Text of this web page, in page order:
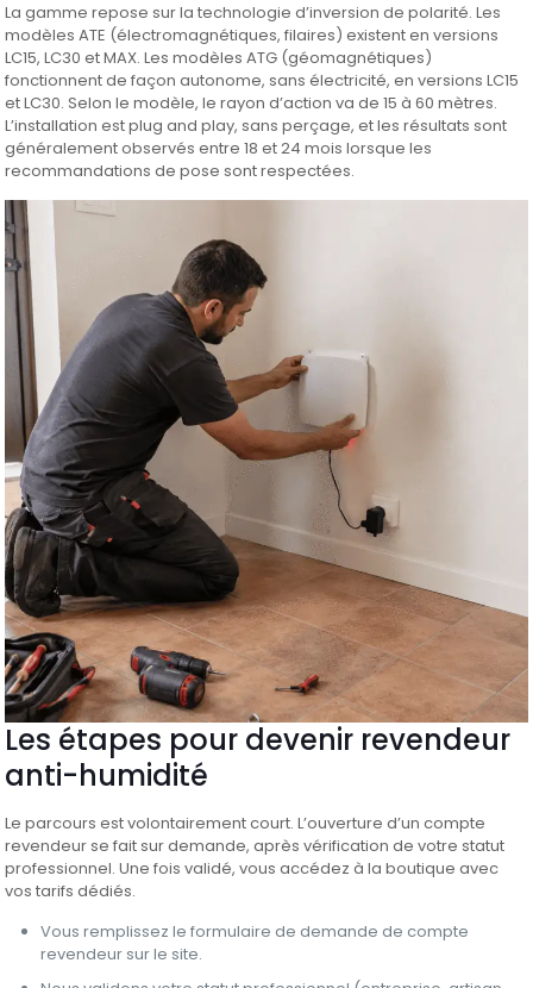
La gamme repose sur la technologie d’inversion de polarité. Les
modèles ATE (électromagnétiques, filaires) existent en versions
LC15, LC30 et MAX. Les modèles ATG (géomagnétiques)
fonctionnent de façon autonome, sans électricité, en versions LC15
et LC30. Selon le modèle, le rayon d’action va de 15 à 60 mètres.
L’installation est plug and play, sans perçage, et les résultats sont
généralement observés entre 18 et 24 mois lorsque les
recommandations de pose sont respectées.
Les étapes pour devenir revendeur
anti-humidité
Le parcours est volontairement court. L’ouverture d’un compte
revendeur se fait sur demande, après vérification de votre statut
professionnel. Une fois validé, vous accédez à la boutique avec
vos tarifs dédiés.
Vous remplissez le formulaire de demande de compte
revendeur sur le site.